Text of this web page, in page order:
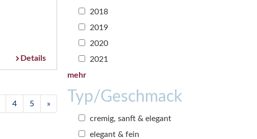
Details
4 5 »
2018
2019
2020
2021
mehr
Typ/Geschmack
cremig, sanft & elegant
elegant & fein